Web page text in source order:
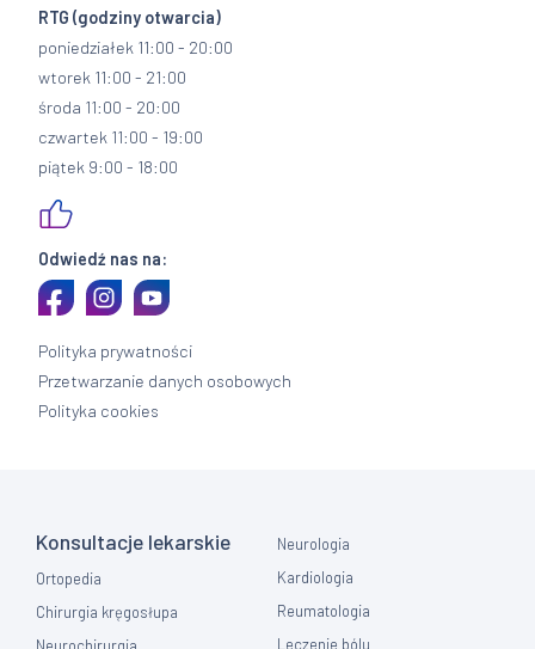
RTG (godziny otwarcia)
poniedziałek 11:00 - 20:00
wtorek 11:00 - 21:00
środa 11:00 - 20:00
czwartek 11:00 - 19:00
piątek 9:00 - 18:00
Odwiedź nas na:
Polityka prywatności
Przetwarzanie danych osobowych
Polityka cookies
Konsultacje lekarskie
Ortopedia
Chirurgia kręgosłupa
Neurochirurgia
Neurologia
Kardiologia
Reumatologia
Leczenie bólu